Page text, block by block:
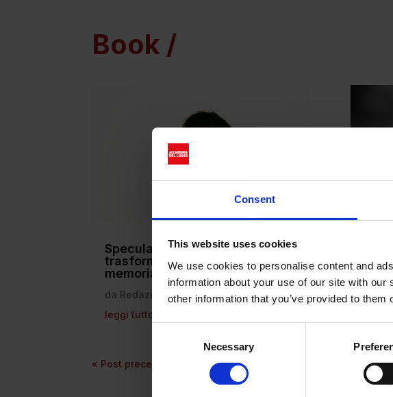
Consent
This website uses cookies
We use cookies to personalise content and
information about your use of our site with
other information that you’ve provided to
Necessary
Book /
Specula Mundi: Valentino
trasforma l’Haute Couture in
memoria visiva
da Redazione|Apr 30, 2026| Book
leggi tutto
da
« Post precedenti